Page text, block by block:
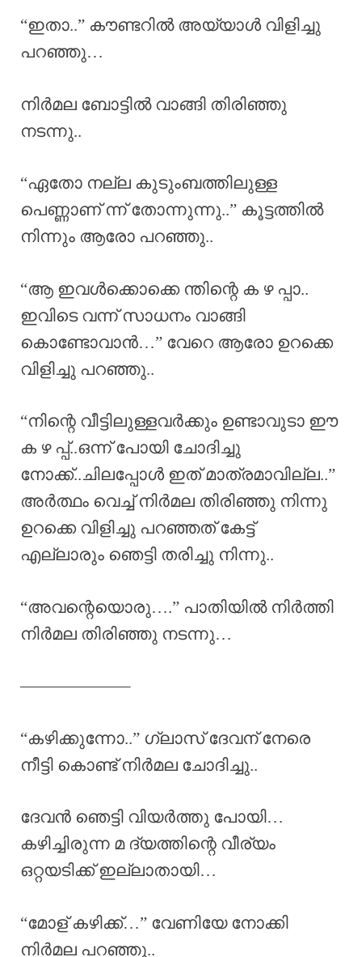
“ഇതാ..” കൗണ്ടറിൽ അയ്യാൾ വിളിച്ചു
പറഞ്ഞു…
നിർമല ബോട്ടിൽ വാങ്ങി തിരിഞ്ഞു
നടന്നു..
“ഏതോ നല്ല കുടുംബത്തിലുള്ള
പെണ്ണാണ് ന്ന് തോന്നുന്നു..” കൂട്ടത്തിൽ
നിന്നും ആരോ പറഞ്ഞു..
“ആ ഇവൾക്കൊക്കെ ന്തിന്റെ ക ഴ പ്പാ..
ഇവിടെ വന്ന് സാധനം വാങ്ങി
കൊണ്ടോവാൻ…” വേറെ ആരോ ഉറക്കെ
വിളിച്ചു പറഞ്ഞു..
“നിന്റെ വീട്ടിലുള്ളവർക്കും ഉണ്ടാവുടാ ഈ
ക ഴ പ്പ്..ഒന്ന് പോയി ചോദിച്ചു
നോക്ക്..ചിലപ്പോൾ ഇത് മാത്രമാവില്ല..”
അർത്ഥം വെച്ച് നിർമല തിരിഞ്ഞു നിന്നു
ഉറക്കെ വിളിച്ചു പറഞ്ഞത് കേട്ട്
എല്ലാരും ഞെട്ടി തരിച്ചു നിന്നു..
“അവന്റെയൊരു….” പാതിയിൽ നിർത്തി
നിർമല തിരിഞ്ഞു നടന്നു…
——————–
“കഴിക്കുന്നോ..” ഗ്ലാസ് ദേവന് നേരെ
നീട്ടി കൊണ്ട് നിർമല ചോദിച്ചു..
ദേവൻ ഞെട്ടി വിയർത്തു പോയി…
കഴിച്ചിരുന്ന മ ദ്യത്തിന്റെ വീര്യം
ഒറ്റയടിക്ക് ഇല്ലാതായി…
“മോള് കഴിക്ക്…” വേണിയേ നോക്കി
നിർമല പറഞ്ഞു..